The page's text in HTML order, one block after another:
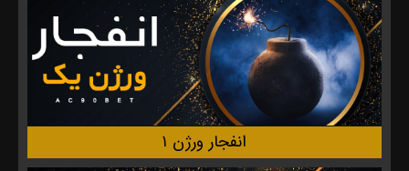
انفجار ورژن ۱